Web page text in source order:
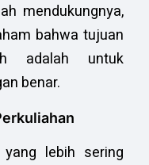
mendukungnya,
bahwa tujuan
adalah untuk
benar.
lebih sering